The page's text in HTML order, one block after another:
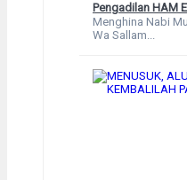
Pengadilan HAM
Menghina Nabi
Wa Sallam...